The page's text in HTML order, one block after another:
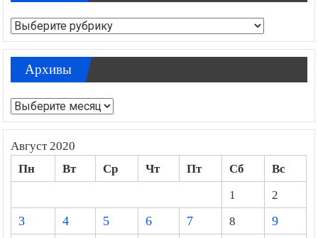
Рубрики
Архивы
Архивы
Август 2020
Пн Вт Ср Чт Пт Сб
Вс
1
2
3
4 5 6 7 8
9